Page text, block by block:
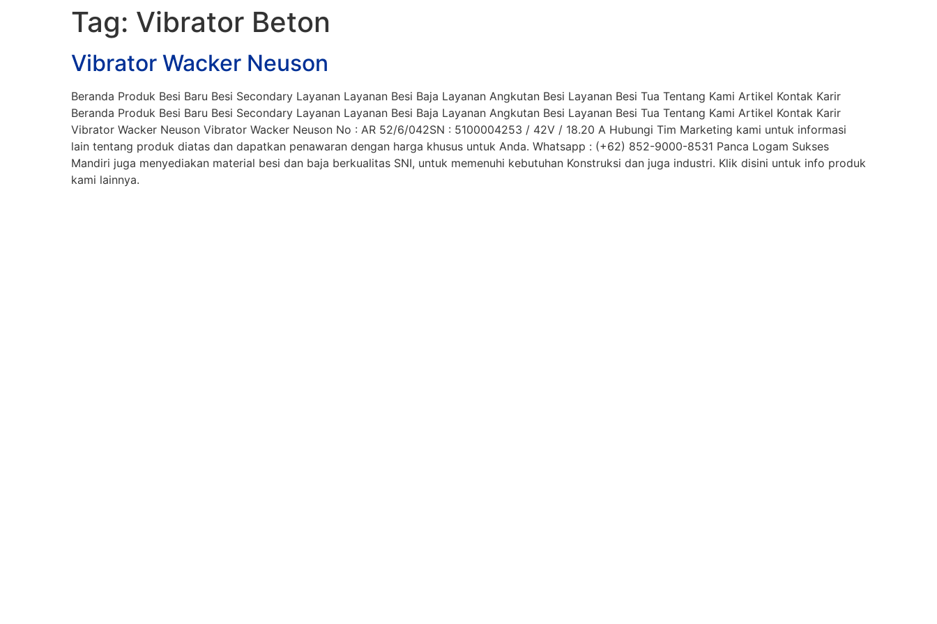
Tag: Vibrator Beton
Vibrator Wacker Neuson
Beranda Produk Besi Baru Besi Secondary Layanan Layanan Besi Baja Layanan Angkutan Besi Layanan Besi Tua Tentang Kami Artikel Kontak Karir
Beranda Produk Besi Baru Besi Secondary Layanan Layanan Besi Baja Layanan Angkutan Besi Layanan Besi Tua Tentang Kami Artikel Kontak Karir
Vibrator Wacker Neuson Vibrator Wacker Neuson No : AR 52/6/042SN : 5100004253 / 42V / 18.20 A Hubungi Tim Marketing kami untuk informasi
lain tentang produk diatas dan dapatkan penawaran dengan harga khusus untuk Anda. Whatsapp : (+62) 852-9000-8531 Panca Logam Sukses
Mandiri juga menyediakan material besi dan baja berkualitas SNI, untuk memenuhi kebutuhan Konstruksi dan juga industri. Klik disini untuk info produk
kami lainnya.